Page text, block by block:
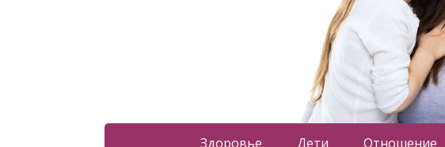
Здоровье Дети Отношение